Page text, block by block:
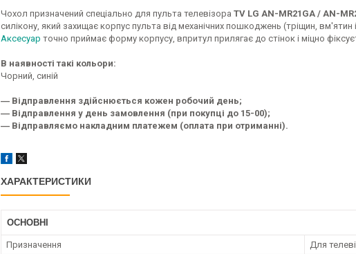
Чохол призначений спеціально для пульта телевізора TV LG AN-MR21GA / AN-
силікону, який захищає корпус пульта від механічних пошкоджень (тріщин,
Аксесуар точно приймає форму корпусу, впритул прилягає до стінок і міцно
В наявності такі кольори:
Чорний, синій
― Відправлення здійснюється кожен робочий день;
― Відправлення у день замовлення (при покупці до 15-00);
― Відправляємо накладним платежем (оплата при отриманні).
ХАРАКТЕРИСТИКИ
ОСНОВНІ
Призначення
Для